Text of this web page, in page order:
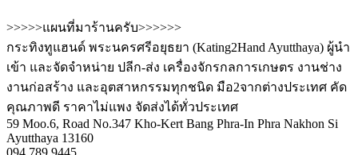
>>>>>แผนที่มาร้านครับ>>>>>>
กระทิงทูแฮนด์ พระนครศรีอยุธยา (Kating2Hand Ayutthaya) ผู้นำ
เข้า และจัดจำหน่าย ปลีก-ส่ง เครื่องจักรกลการเกษตร งานช่าง
งานก่อสร้าง และอุตสาหกรรมทุกชนิด มือ2จากต่างประเทศ คัด
คุณภาพดี ราคาไม่แพง จัดส่งได้ทั่วประเทศ
59 Moo.6, Road No.347 Kho-Kert Bang Phra-In Phra Nakhon Si
Ayutthaya 13160